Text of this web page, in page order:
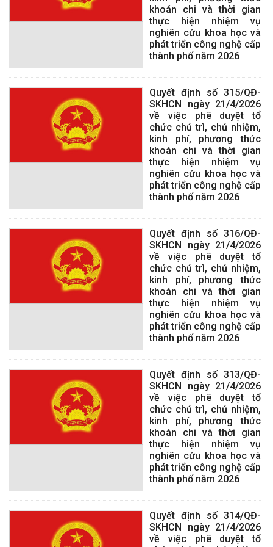
khoán chi và thời gian
thực hiện nhiệm vụ
nghiên cứu khoa học và
phát triển công nghệ cấp
thành phố năm 2026
Quyết định số 315/QĐ-
SKHCN ngày 21/4/2026
về việc phê duyệt tổ
chức chủ trì, chủ nhiệm,
kinh phí, phương thức
khoán chi và thời gian
thực hiện nhiệm vụ
nghiên cứu khoa học và
phát triển công nghệ cấp
thành phố năm 2026
Quyết định số 316/QĐ-
SKHCN ngày 21/4/2026
về việc phê duyệt tổ
chức chủ trì, chủ nhiệm,
kinh phí, phương thức
khoán chi và thời gian
thực hiện nhiệm vụ
nghiên cứu khoa học và
phát triển công nghệ cấp
thành phố năm 2026
Quyết định số 313/QĐ-
SKHCN ngày 21/4/2026
về việc phê duyệt tổ
chức chủ trì, chủ nhiệm,
kinh phí, phương thức
khoán chi và thời gian
thực hiện nhiệm vụ
nghiên cứu khoa học và
phát triển công nghệ cấp
thành phố năm 2026
Quyết định số 314/QĐ-
SKHCN ngày 21/4/2026
về việc phê duyệt tổ